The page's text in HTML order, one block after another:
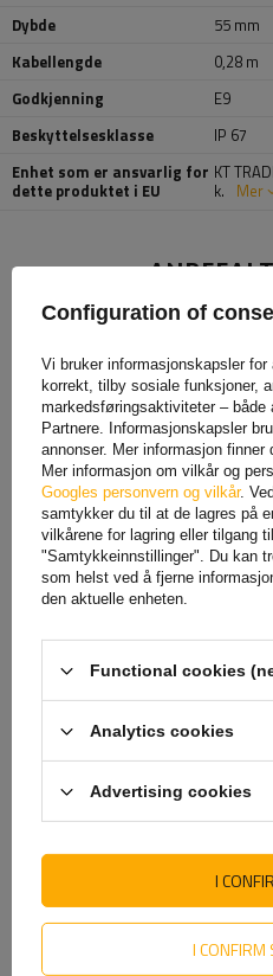
Dybde
55 mm
Kabellengde
0,28 m
Godkjenning
E9
Beskyttelsesklasse
IP 67
Enhet som er ansvarlig for
dette produktet i EU
KT
k. Mer
LED-arbeidslampereflektor
TT TECHNOLOGY TT.13331
1xLED 800lm firkantet
219,75 NOKnetto
197,80 NOKnetto
Den laveste produktprisen de siste
30 dagene før rabatten:
Configuration of
Vi bruker informasjonskapsler
korrekt, tilby sosiale funksjoner,
markedsføringsaktiviteter – både
Partnere. Informasjonskapsler
annonser. Mer informasjon finner
Mer informasjon om vilkår og
Googles personvern og vilkår.
samtykker du til at de lagres på
vilkårene for lagring eller tilgang
"Samtykkeinnstillinger". Du kan
som helst ved å fjerne
den aktuelle enheten.
Functional cookies
Analytics cookies
Advertising cookies
I CONFIRM
I